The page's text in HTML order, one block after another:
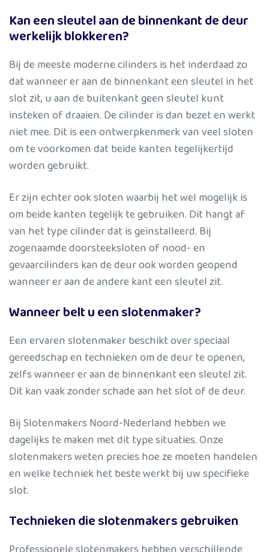
Kan een sleutel aan de binnenkant de deur
werkelijk blokkeren?
Bij de meeste moderne cilinders is het inderdaad zo
dat wanneer er aan de binnenkant een sleutel in het
slot zit, u aan de buitenkant geen sleutel kunt
insteken of draaien. De cilinder is dan bezet en werkt
niet mee. Dit is een ontwerpkenmerk van veel sloten
om te voorkomen dat beide kanten tegelijkertijd
worden gebruikt.
Er zijn echter ook sloten waarbij het wel mogelijk is
om beide kanten tegelijk te gebruiken. Dit hangt af
van het type cilinder dat is geïnstalleerd. Bij
zogenaamde doorsteeksloten of nood- en
gevaarcilinders kan de deur ook worden geopend
wanneer er aan de andere kant een sleutel zit.
Wanneer belt u een slotenmaker?
Een ervaren slotenmaker beschikt over speciaal
gereedschap en technieken om de deur te openen,
zelfs wanneer er aan de binnenkant een sleutel zit.
Dit kan vaak zonder schade aan het slot of de deur.
Bij Slotenmakers Noord-Nederland hebben we
dagelijks te maken met dit type situaties. Onze
slotenmakers weten precies hoe ze moeten handelen
en welke techniek het beste werkt bij uw specifieke
slot.
Technieken die slotenmakers gebruiken